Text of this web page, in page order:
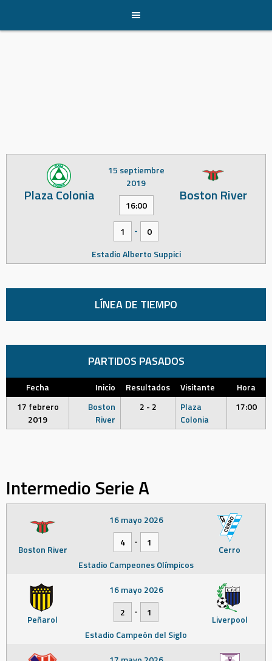
content
Plaza Colonia Boston River
15 septiembre
2019
16:00
1 -
0
Estadio Alberto Suppici
LÍNEA DE TIEMPO
PARTIDOS PASADOS
Fecha Inicio Resultados Visitante
Hora
17 febrero
2019
Boston
River
2 - 2
Plaza
Colonia
17:00
Intermedio Serie A
Boston River Cerro
16 mayo 2026
4
-
1
Estadio Campeones Olímpicos
Peñarol Liverpool
16 mayo 2026
2
-
1
Estadio Campeón del Siglo